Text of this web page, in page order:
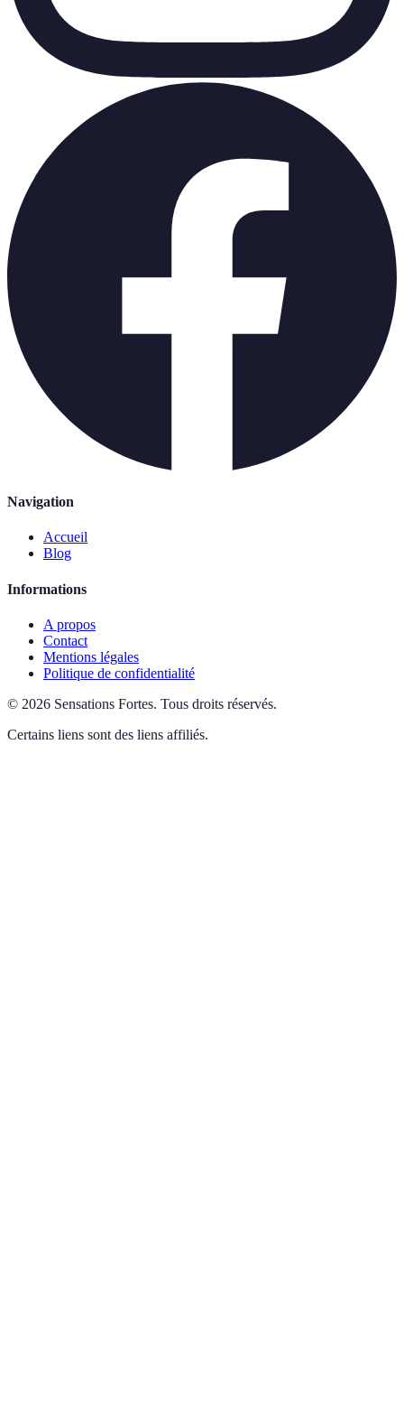
Navigation
Accueil
Blog
Informations
A propos
Contact
Mentions légales
Politique de confidentialité
© 2026 Sensations Fortes. Tous droits réservés.
Certains liens sont des liens affiliés.